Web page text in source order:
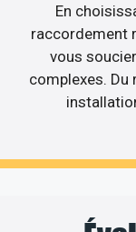
En
raccordement
vous
complexes.